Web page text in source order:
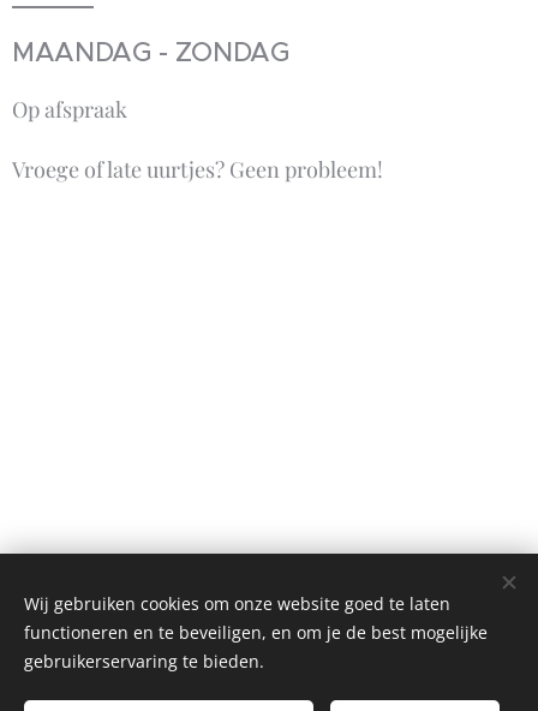
MAANDAG - ZONDAG
Op afspraak
Vroege of late uurtjes? Geen probleem!
Wij gebruiken cookies om onze website goed te laten
functioneren en te beveiligen, en om je de best mogelijke
gebruikerservaring te bieden.